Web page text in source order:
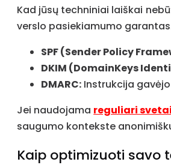
Kad jūsų techniniai laiškai
verslo pasiekiamumo
SPF (Sender Policy
DKIM (DomainKeys
DMARC: Instrukcija
Jei naudojama reguliari
saugumo kontekste
Kaip optimizuoti savo